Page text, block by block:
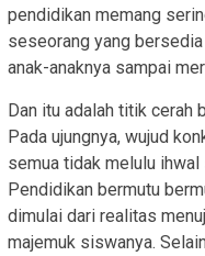
pendidikan memang
seseorang yang
anak-anaknya sampai
Dan itu adalah titik cerah
Pada ujungnya, wujud
semua tidak melulu ihwal
Pendidikan bermutu
dimulai dari realitas
majemuk siswanya.